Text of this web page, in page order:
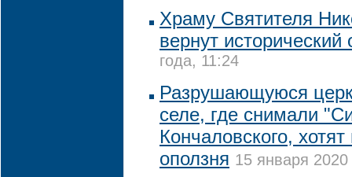
Храму Святителя
вернут исторический
года, 11:24
Разрушающуюся
селе, где снимали
Кончаловского,
оползня 15 января